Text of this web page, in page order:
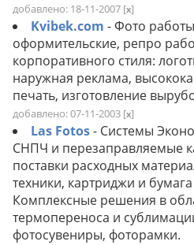
добавлено: 18-11-2007 [x]
Kvibek.com - Фото
оформительские, репро
корпоративного стиля:
наружная реклама,
печать, изготовление
добавлено: 07-11-2003 [x]
Las Fotos- Системы
СНПЧ и перезаправляемые
поставки расходных
техники, картриджи и
Комплексные решения в
термопереноса и
фотосувениры, фоторамки.